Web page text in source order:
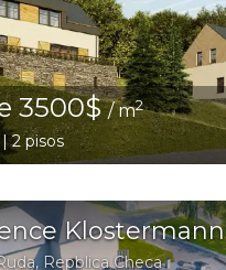
3500$/ m2
2 pisos
Klostermann
, Repblica Checa